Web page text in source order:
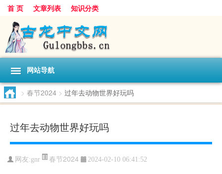
首 页 文章列表 知识分类
网站导航
> 春节2024 > 过年去动物世界好玩吗
过年去动物世界好玩吗
网友:gnr 春节2024 2024-02-10 06:41:52